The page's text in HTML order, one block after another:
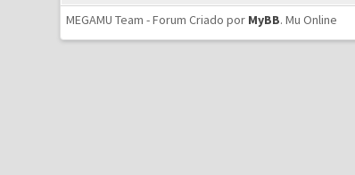
MEGAMU Team - Forum Criado por MyBB.Mu Online